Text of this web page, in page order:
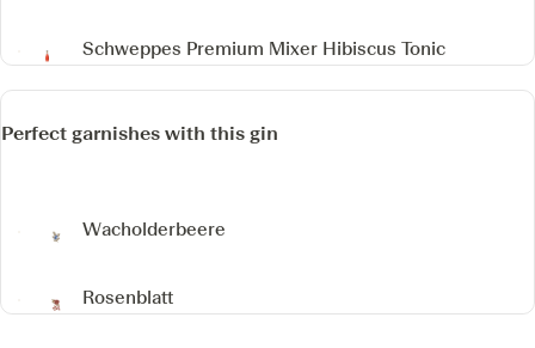
Schweppes Premium Mixer Hibiscus Tonic
Perfect garnishes with this gin
Wacholderbeere
Rosenblatt